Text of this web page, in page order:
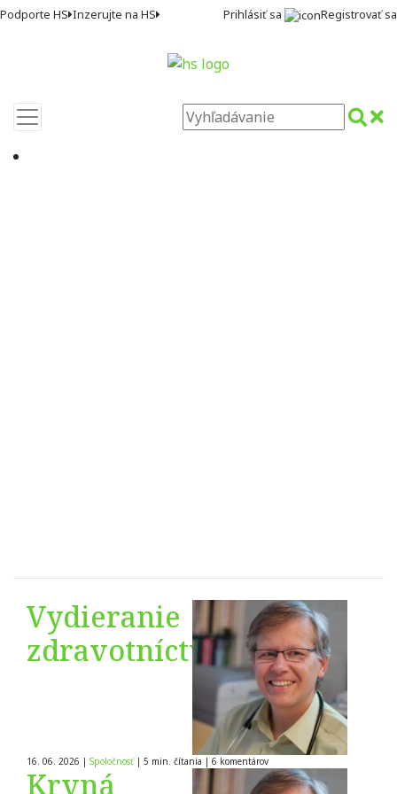
Podporte HS Inzerujte na HS Prihlásiť sa Registrovať sa
Vydieranie
zdravotníctvom
16. 06. 2026 | Spoločnosť | 5 min. čítania | 6 komentárov
Krvná